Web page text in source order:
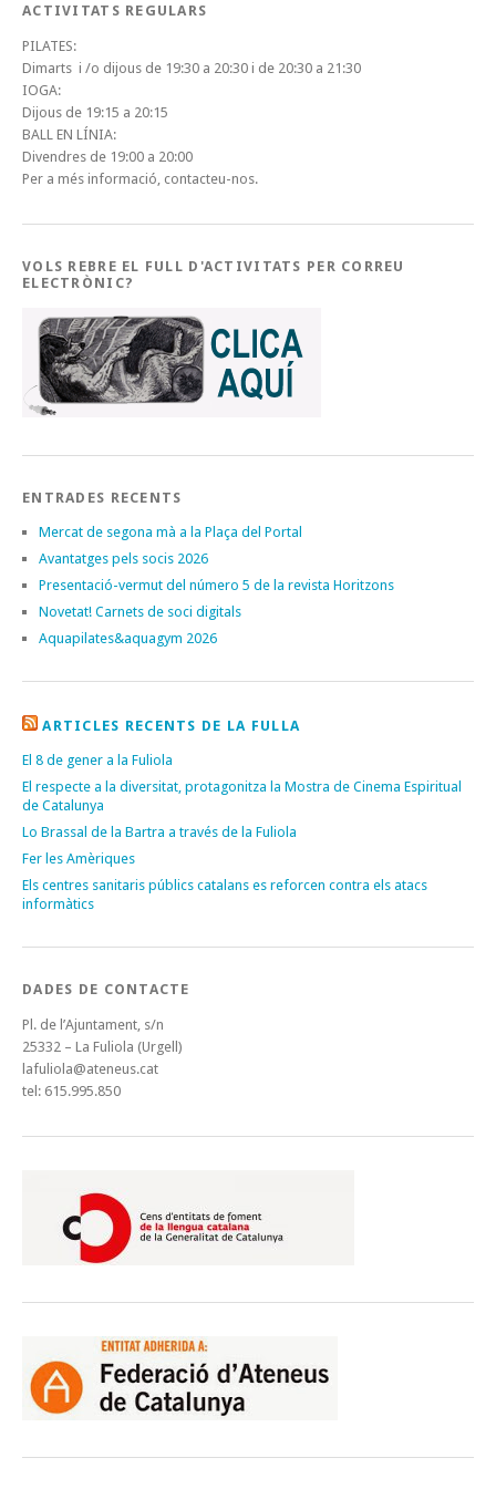
ACTIVITATS REGULARS
PILATES:
Dimarts i /o dijous de 19:30 a 20:30 i de 20:30 a 21:30
IOGA:
Dijous de 19:15 a 20:15
BALL EN LÍNIA:
Divendres de 19:00 a 20:00
Per a més informació, contacteu-nos.
VOLS REBRE EL FULL D'ACTIVITATS PER CORREU
ELECTRÒNIC?
ENTRADES RECENTS
Mercat de segona mà a la Plaça del Portal
Avantatges pels socis 2026
Presentació-vermut del número 5 de la revista Horitzons
Novetat! Carnets de soci digitals
Aquapilates&aquagym 2026
ARTICLES RECENTS DE LA FULLA
El 8 de gener a la Fuliola
El respecte a la diversitat, protagonitza la Mostra de Cinema Espiritual
de Catalunya
Lo Brassal de la Bartra a través de la Fuliola
Fer les Amèriques
Els centres sanitaris públics catalans es reforcen contra els atacs
informàtics
DADES DE CONTACTE
Pl. de l’Ajuntament, s/n
25332 – La Fuliola (Urgell)
lafuliola@ateneus.cat
tel: 615.995.850